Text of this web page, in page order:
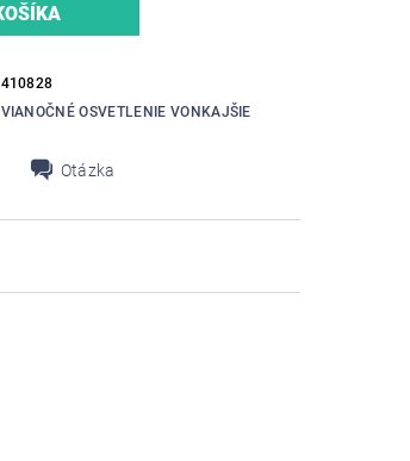
410828
VIANOČNÉ OSVETLENIE VONKAJŠIE
Otázka